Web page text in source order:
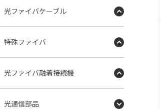
光ファイバケーブル
特殊ファイバ
光ファイバ融着接続機
光通信部品